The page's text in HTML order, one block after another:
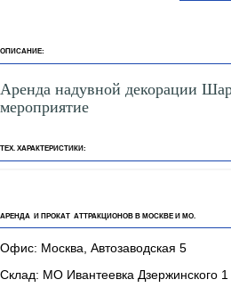
ОПИСАНИЕ:
Аренда надувной декорации
мероприятие
ТЕХ. ХАРАКТЕРИСТИКИ:
АРЕНДА И ПРОКАТ АТТРАКЦИОНОВ В МОСКВЕ И МО.
Офис: Москва, Автозаводская 5
Склад: МО Ивантеевка Дзержинского 1